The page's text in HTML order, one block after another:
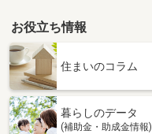
お役立ち情報
住まいのコラム
暮らしのデータ
(補助金・助成金情報)